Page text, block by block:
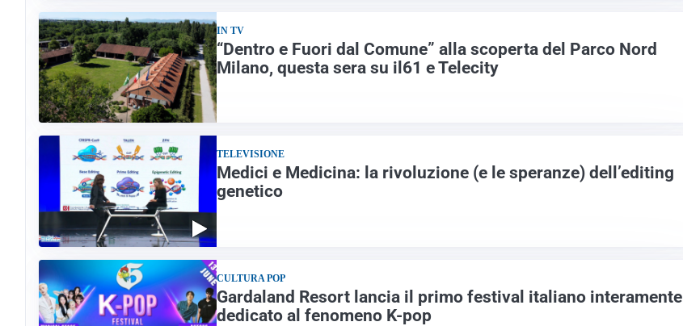
IN TV
“Dentro e Fuori dal Comune” alla scoperta del Parco Nord
Milano, questa sera su il61 e Telecity
TELEVISIONE
Medici e Medicina: la rivoluzione (e le speranze) dell’editing
genetico
CULTURA POP
Gardaland Resort lancia il primo festival italiano interamente
dedicato al fenomeno K-pop